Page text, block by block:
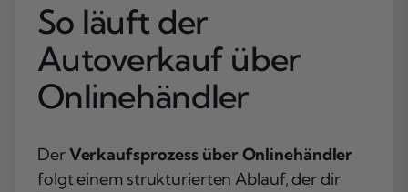
So läuft der
Autoverkauf über
Onlinehändler
DerVerkaufsprozess über Onlinehändler
folgt einem strukturierten Ablauf, der dir